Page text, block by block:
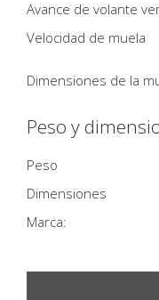
Avance de volante
Velocidad de muela
Dimensiones de la
Peso y
Peso
Dimensiones
Marca: